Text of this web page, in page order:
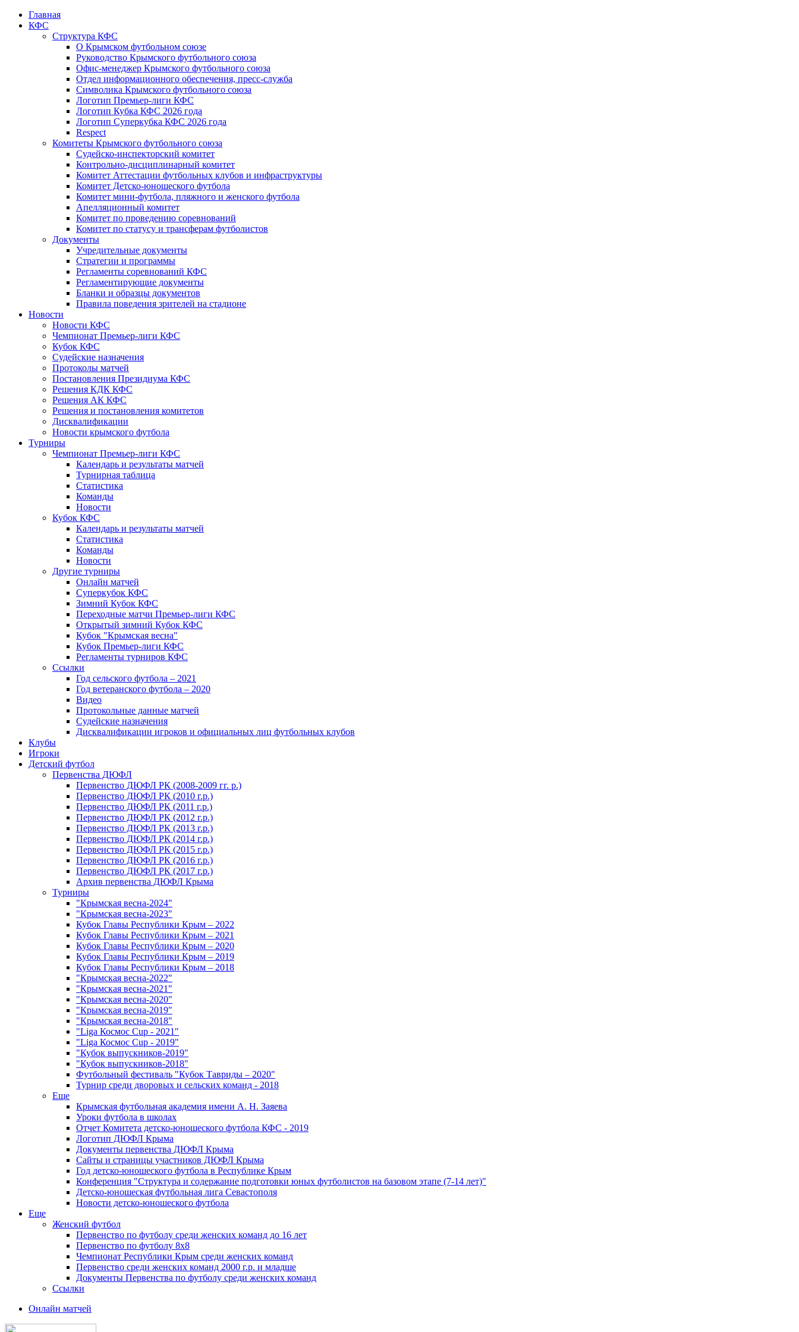
Главная
КФС
Структура КФС
О Крымском футбольном союзе
Руководство Крымского футбольного союза
Офис-менеджер Крымского футбольного союза
Отдел информационного обеспечения, пресс-служба
Символика Крымского футбольного союза
Логотип Премьер-лиги КФС
Логотип Кубка КФС 2026 года
Логотип Суперкубка КФС 2026 года
Respect
Комитеты Крымского футбольного союза
Судейско-инспекторский комитет
Контрольно-дисциплинарный комитет
Комитет Аттестации футбольных клубов и инфраструктуры
Комитет Детско-юношеского футбола
Комитет мини-футбола, пляжного и женского футбола
Апелляционный комитет
Комитет по проведению соревнований
Комитет по статусу и трансферам футболистов
Документы
Учредительные документы
Стратегии и программы
Регламенты соревнований КФС
Регламентирующие документы
Бланки и образцы документов
Правила поведения зрителей на стадионе
Новости
Новости КФС
Чемпионат Премьер-лиги КФС
Кубок КФС
Судейские назначения
Протоколы матчей
Постановления Президиума КФС
Решения КДК КФС
Решения АК КФС
Решения и постановления комитетов
Дисквалификации
Новости крымского футбола
Турниры
Чемпионат Премьер-лиги КФС
Календарь и результаты матчей
Турнирная таблица
Статистика
Команды
Новости
Кубок КФС
Календарь и результаты матчей
Статистика
Команды
Новости
Другие турниры
Онлайн матчей
Суперкубок КФС
Зимний Кубок КФС
Переходные матчи Премьер-лиги КФС
Открытый зимний Кубок КФС
Кубок "Крымская весна"
Кубок Премьер-лиги КФС
Регламенты турниров КФС
Ссылки
Год сельского футбола – 2021
Год ветеранского футбола – 2020
Видео
Протокольные данные матчей
Судейские назначения
Дисквалификации игроков и официальных лиц футбольных клубов
Клубы
Игроки
Детский футбол
Первенства ДЮФЛ
Первенство ДЮФЛ РК (2008-2009 гг. р.)
Первенство ДЮФЛ РК (2010 г.р.)
Первенство ДЮФЛ РК (2011 г.р.)
Первенство ДЮФЛ РК (2012 г.р.)
Первенство ДЮФЛ РК (2013 г.р.)
Первенство ДЮФЛ РК (2014 г.р.)
Первенство ДЮФЛ РК (2015 г.р.)
Первенство ДЮФЛ РК (2016 г.р.)
Первенство ДЮФЛ РК (2017 г.р.)
Архив первенства ДЮФЛ Крыма
Турниры
"Крымская весна-2024"
"Крымская весна-2023"
Кубок Главы Республики Крым – 2022
Кубок Главы Республики Крым – 2021
Кубок Главы Республики Крым – 2020
Кубок Главы Республики Крым – 2019
Кубок Главы Республики Крым – 2018
"Крымская весна-2022"
"Крымская весна-2021"
"Крымская весна-2020"
"Крымская весна-2019"
"Крымская весна-2018"
"Liga Космос Cup - 2021"
"Liga Космос Cup - 2019"
"Кубок выпускников-2019"
"Кубок выпускников-2018"
Футбольный фестиваль "Кубок Тавриды – 2020"
Турнир среди дворовых и сельских команд - 2018
Еще
Крымская футбольная академия имени А. Н. Заяева
Уроки футбола в школах
Отчет Комитета детско-юношеского футбола КФС - 2019
Логотип ДЮФЛ Крыма
Документы первенства ДЮФЛ Крыма
Сайты и страницы участников ДЮФЛ Крыма
Год детско-юношеского футбола в Республике Крым
Конференция "Структура и содержание подготовки юных футболистов на базовом этапе (7-14 лет)"
Детско-юношеская футбольная лига Севастополя
Новости детско-юношеского футбола
Еще
Женский футбол
Первенство по футболу среди женских команд до 16 лет
Первенство по футболу 8х8
Чемпионат Республики Крым среди женских команд
Первенство среди женских команд 2000 г.р. и младше
Документы Первенства по футболу среди женских команд
Ссылки
Онлайн матчей